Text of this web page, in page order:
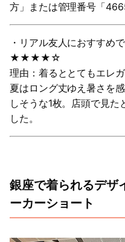
方」または管理番号「
・リアル友人におすすめ
★★★★☆
理由：着るととてもエレ
夏はロング丈ゆえ暑さを
しそうな1枚。店頭で見
した。
銀座で着られるデ
ーカーショート